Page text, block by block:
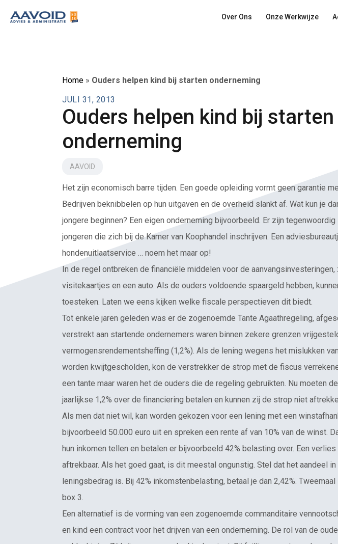
Over Ons Onze Werkwijze
Home » Ouders helpen kind bij starten onderneming
JULI 31, 2013
Ouders helpen kind bij starten
onderneming
AAVOID
Het zijn economisch barre tijden. Een goede opleiding vormt geen garantie
Bedrijven beknibbelen op hun uitgaven en de overheid slankt af. Wat kun je
jongere beginnen? Een eigen onderneming bijvoorbeeld. Er zijn
jongeren die zich bij de Kamer van Koophandel inschrijven. Een
hondenuitlaatservice … noem het maar op!
In de regel ontbreken de financiële middelen voor de aanvangsinvesteringen,
visitekaartjes en een auto. Als de ouders voldoende spaargeld hebben,
toesteken. Laten we eens kijken welke fiscale perspectieven dit biedt.
Tot enkele jaren geleden was er de zogenoemde Tante Agaathregeling,
verstrekt aan startende ondernemers waren binnen zekere grenzen
vermogensrendementsheffing (1,2%). Als de lening wegens het mislukken
worden kwijtgescholden, kon de verstrekker de strop met de fiscus
een tante maar waren het de ouders die de regeling gebruikten. Nu moeten
jaarlijkse 1,2% over de financiering betalen en kunnen zij de strop niet
Als men dat niet wil, kan worden gekozen voor een lening met een
bijvoorbeeld 50.000 euro uit en spreken een rente af van 10% van de winst.
hun inkomen tellen en betalen er bijvoorbeeld 42% belasting over. Een
aftrekbaar. Als het goed gaat, is dit meestal ongunstig. Stel dat het aandeel
leningsbedrag is. Bij 42% inkomstenbelasting, betaal je dan 2,42%.
box 3.
Een alternatief is de vorming van een zogenoemde commanditaire
en kind een contract voor het drijven van een onderneming. De rol van de